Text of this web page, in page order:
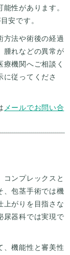
性があります。
安です。
方法や術後の経過
腫れなどの異常が
機関へご相談く
に従ってくださ
メールでお問い合
コンプレックスと
、包茎手術では機
上がりを目指さな
尿器科では実現で
、機能性と審美性